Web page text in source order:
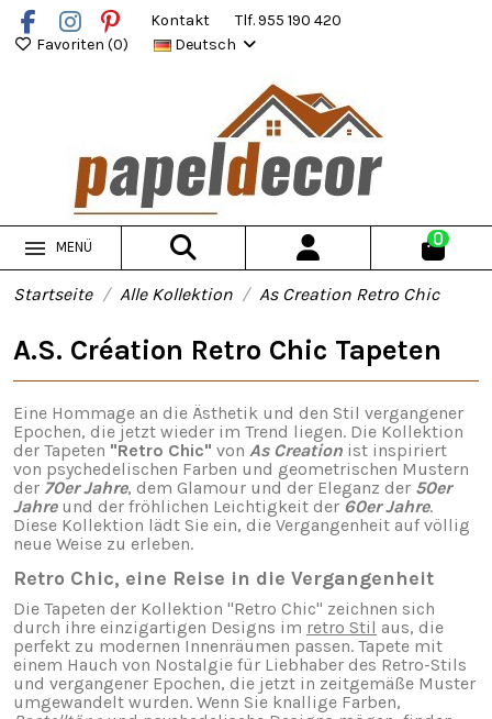
Kontakt
Tlf. 955 190 420
Favoriten (0) Deutsch
MENÜ 0
Startseite Alle Kollektion As Creation Retro Chic
A.S. Création Retro Chic Tapeten
Eine Hommage an die Ästhetik und den Stil vergangener
Epochen, die jetzt wieder im Trend liegen. Die Kollektion
der Tapeten "Retro Chic" von As Creation ist inspiriert
von psychedelischen Farben und geometrischen Mustern
der 70er Jahre, dem Glamour und der Eleganz der 50er
Jahreund der fröhlichen Leichtigkeit der 60er Jahre.
Diese Kollektion lädt Sie ein, die Vergangenheit auf völlig
neue Weise zu erleben.
Retro Chic, eine Reise in die Vergangenheit
Die Tapeten der Kollektion "Retro Chic" zeichnen sich
durch ihre einzigartigen Designs im retro Stil aus, die
perfekt zu modernen Innenräumen passen. Tapete mit
einem Hauch von Nostalgie für Liebhaber des Retro-Stils
und vergangener Epochen, die jetzt in zeitgemäße Muster
umgewandelt wurden. Wenn Sie knallige Farben,